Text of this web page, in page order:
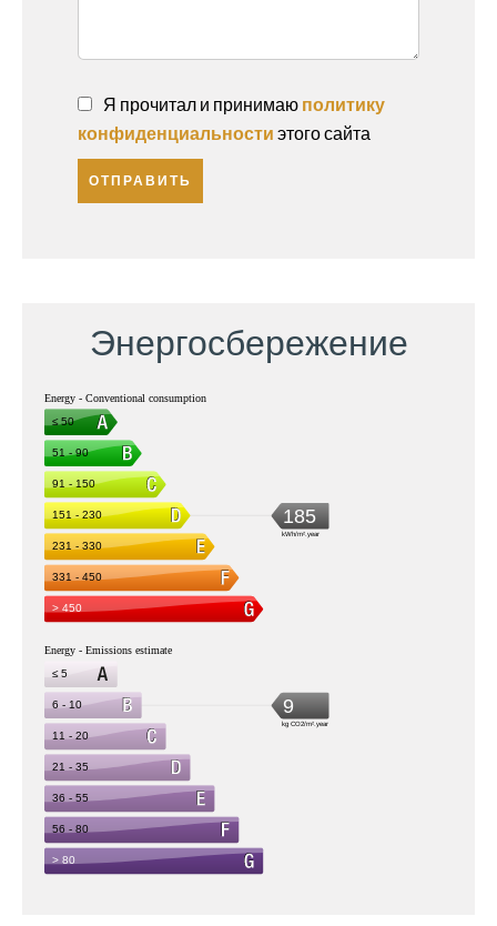
Я прочитал и принимаю политику
конфиденциальности этого сайта
ОТПРАВИТЬ
Энергосбережение